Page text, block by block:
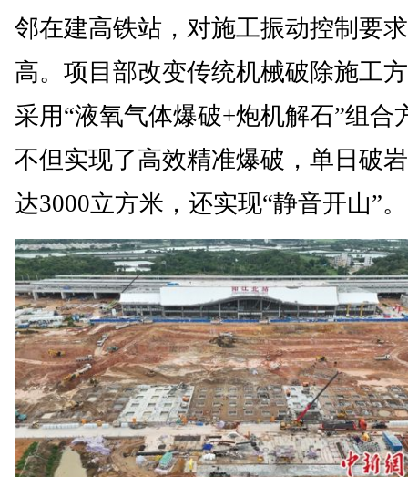
邻在建高铁站，对施工振动控制要
高。项目部改变传统机械破除施工
采用“液氧气体爆破+炮机解石”组合
不但实现了高效精准爆破，单日破
达3000立方米，还实现“静音开山”。